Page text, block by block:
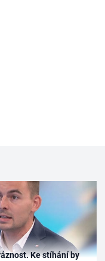
Ke stíhání by